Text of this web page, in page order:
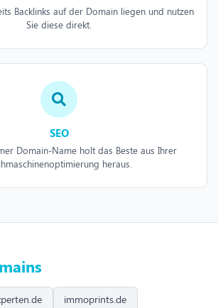
Backlinks auf der Domain liegen und nutzen
Sie diese direkt.
SEO
Domain-Name holt das Beste aus Ihrer
heraus.
immoprints.de